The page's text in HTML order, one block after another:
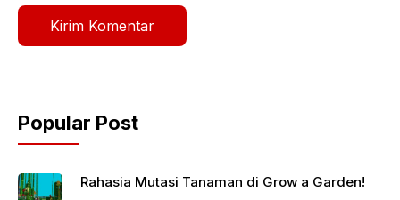
Popular Post
Rahasia Mutasi Tanaman di Grow a Garden!